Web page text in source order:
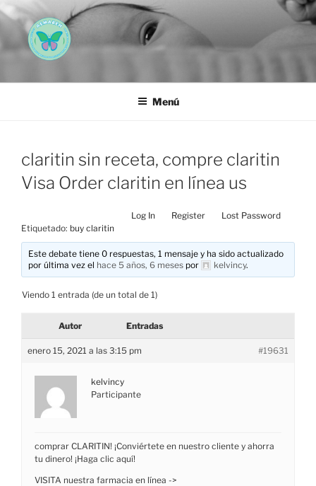
Saltar
al
contenido
AEMAREH
Menú
claritin sin receta, compre claritin
Visa Order claritin en línea us
Log In Register
Lost Password
Etiquetado: buy claritin
Este debate tiene 0 respuestas, 1 mensaje y ha sido actualizado
por última vez el hace 5 años, 6 meses por kelvincy.
Viendo 1 entrada (de un total de 1)
Autor Entradas
enero 15, 2021 a las 3:15 pm #19631
kelvincy
Participante
comprar CLARITIN! ¡Conviértete en nuestro cliente y ahorra
tu dinero! ¡Haga clic aquí!
VISITA nuestra farmacia en línea ->